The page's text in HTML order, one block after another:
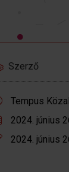
Szerző
Tempus
2024. június
2024. június